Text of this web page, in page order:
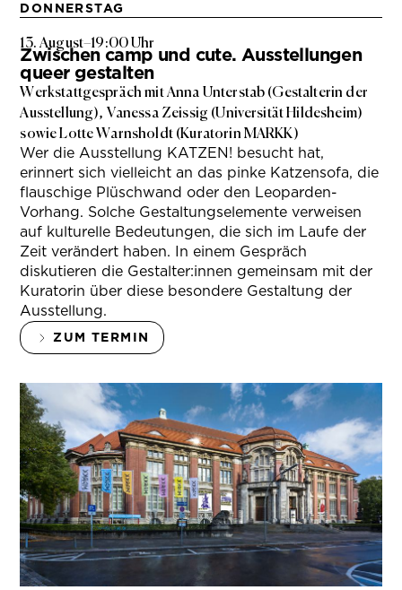
DONNERSTAG
13. August–19:00 Uhr
Zwischen camp und cute. Ausstellungen
queer gestalten
Werkstattgespräch mit Anna Unterstab (Gestalterin der
Ausstellung), Vanessa Zeissig (Universität Hildesheim)
sowie Lotte Warnsholdt (Kuratorin MARKK)
Wer die Ausstellung KATZEN! besucht hat,
erinnert sich vielleicht an das pinke Katzensofa, die
flauschige Plüschwand oder den Leoparden-
Vorhang. Solche Gestaltungselemente verweisen
auf kulturelle Bedeutungen, die sich im Laufe der
Zeit verändert haben. In einem Gespräch
diskutieren die Gestalter:innen gemeinsam mit der
Kuratorin über diese besondere Gestaltung der
Ausstellung.
ZUM TERMIN